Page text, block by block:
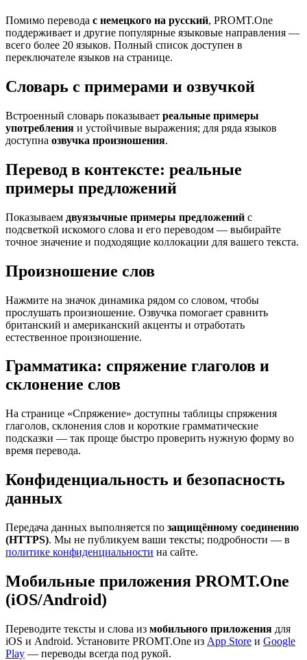
Помимо перевода с немецкого на русский, PROMT.One
поддерживает и другие популярные языковые направления —
всего более 20 языков. Полный список доступен в
переключателе языков на странице.
Словарь с примерами и озвучкой
Встроенный словарь показывает реальные примеры
употребления и устойчивые выражения; для ряда языков
доступна озвучка произношения.
Перевод в контексте: реальные
примеры предложений
Показываем двуязычные примеры предложений с
подсветкой искомого слова и его переводом — выбирайте
точное значение и подходящие коллокации для вашего текста.
Произношение слов
Нажмите на значок динамика рядом со словом, чтобы
прослушать произношение. Озвучка помогает сравнить
британский и американский акценты и отработать
естественное произношение.
Грамматика: спряжение глаголов и
склонение слов
На странице «Спряжение» доступны таблицы спряжения
глаголов, склонения слов и короткие грамматические
подсказки — так проще быстро проверить нужную форму во
время перевода.
Конфиденциальность и безопасность
данных
Передача данных выполняется по защищённому соединению
(HTTPS). Мы не публикуем ваши тексты; подробности — в
политике конфиденциальности на сайте.
Мобильные приложения PROMT.One
(iOS/Android)
Переводите тексты и слова из мобильного приложения для
iOS и Android. Установите PROMT.One из App Store и Google
Play — переводы всегда под рукой.